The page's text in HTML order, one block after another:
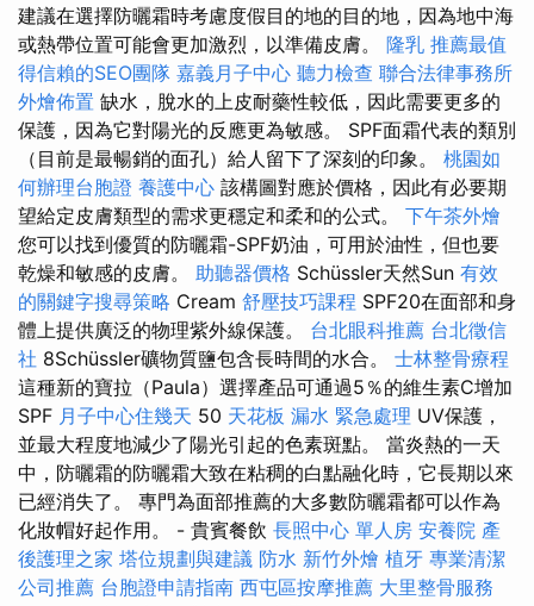
建議在選擇防曬霜時考慮度假目的地的目的地，因為地中海
或熱帶位置可能會更加激烈，以準備皮膚。 隆乳 推薦最值
得信賴的SEO團隊 嘉義月子中心 聽力檢查 聯合法律事務所
外燴佈置 缺水，脫水的上皮耐藥性較低，因此需要更多的
保護，因為它對陽光的反應更為敏感。 SPF面霜代表的類別
（目前是最暢銷的面孔）給人留下了深刻的印象。 桃園如
何辦理台胞證 養護中心 該構圖對應於價格，因此有必要期
望給定皮膚類型的需求更穩定和柔和的公式。 下午茶外燴
您可以找到優質的防曬霜-SPF奶油，可用於油性，但也要
乾燥和敏感的皮膚。 助聽器價格 Schüssler天然Sun 有效
的關鍵字搜尋策略 Cream 舒壓技巧課程 SPF20在面部和身
體上提供廣泛的物理紫外線保護。 台北眼科推薦 台北徵信
社 8Schüssler礦物質鹽包含長時間的水合。 士林整骨療程
這種新的寶拉（Paula）選擇產品可通過5％的維生素C增加
SPF 月子中心住幾天 50 天花板 漏水 緊急處理 UV保護，
並最大程度地減少了陽光引起的色素斑點。 當炎熱的一天
中，防曬霜的防曬霜大致在粘稠的白點融化時，它長期以來
已經消失了。 專門為面部推薦的大多數防曬霜都可以作為
化妝帽好起作用。 - 貴賓餐飲 長照中心 單人房 安養院 產
後護理之家 塔位規劃與建議 防水 新竹外燴 植牙 專業清潔
公司推薦 台胞證申請指南 西屯區按摩推薦 大里整骨服務